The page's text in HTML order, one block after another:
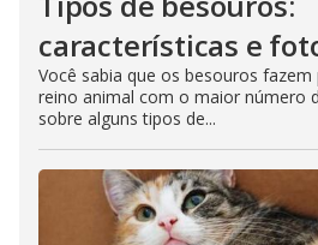
características e
Você sabia que os besouros
reino animal com o maior número
sobre alguns tipos de...